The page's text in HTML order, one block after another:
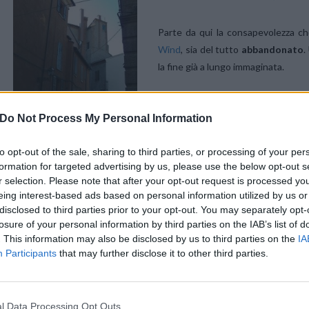
Do Not Process My Personal Information
opt-out of the sale, sharing to third parties, or processing of your
for targeted advertising by us, please use the below opt-out
selection. Please note that after your opt-out request is processed
interest-based ads based on personal information utilized by us
to third parties prior to your opt-out. You may separately
of your personal information by third parties on the IAB’s list of
This information may also be disclosed by us to third parties on the
Participants that may further disclose it to other third parties.
Data Processing Opt Outs
Parte da qui la consapevolezza
Wind, sia del tutto abbandonato.
la fine già a lungo immaginata.
assieme i siti di accesso
‘progetto Eiffel’, con cui il
terzo soggetto, le loro
sovrapposizioni.
“Il progetto Eiffel sembra tramontato– ha spiegato Federico
quotidiano online –Tuttavia, se in futuro ci saranno nuovi sviluppi,
Key4Biz – Tlc Nokia Siemens Network chiarisce “Nessuna